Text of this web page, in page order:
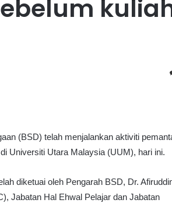
(BSD) telah menjalankan aktiviti
Universiti Utara Malaysia (UUM), hari ini.
diketuai oleh Pengarah BSD, Dr.
Jabatan Hal Ehwal Pelajar dan Jabatan